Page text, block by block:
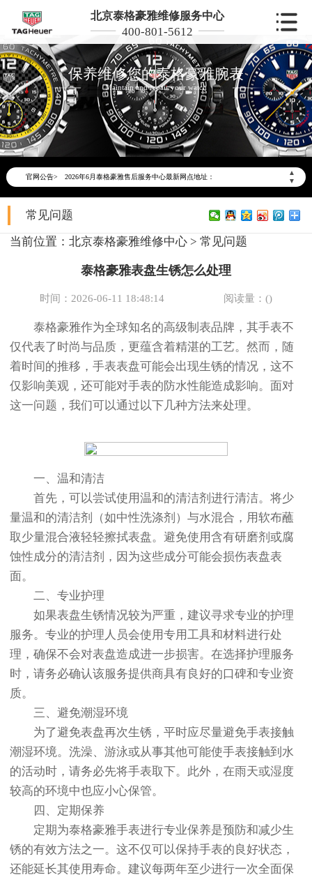
北京泰格豪雅维修服务中心
400-801-5612
保养维修您的泰格豪雅腕表
Maintain and repair your watch
官网公告>
▲
▼
2026年6月泰格豪雅北京市售后服务网络优化升级公告
2026年6月北京市泰格豪雅官方售后客户服务热线：400-801-5612
2026年6月泰格豪雅售后服务中心最新网点地址：
北京市东城区东长安街1号东方广场写字楼W3座6层602室（需提前预约）
北京市朝阳区建国门外大街甲6号华熙国际中心写字楼D座11层1102室（需提前预约）
节假日正常营业！
常见问题
当前位置： 北京泰格豪雅维修中心 > 常见问题
泰格豪雅表盘生锈怎么处理
时间：2026-06-11 18:48:14 阅读量：()
泰格豪雅作为全球知名的高级制表品牌，其手表不
仅代表了时尚与品质，更蕴含着精湛的工艺。然而，随
着时间的推移，手表表盘可能会出现生锈的情况，这不
仅影响美观，还可能对手表的防水性能造成影响。面对
这一问题，我们可以通过以下几种方法来处理。
一、温和清洁
首先，可以尝试使用温和的清洁剂进行清洁。将少
量温和的清洁剂（如中性洗涤剂）与水混合，用软布蘸
取少量混合液轻轻擦拭表盘。避免使用含有研磨剂或腐
蚀性成分的清洁剂，因为这些成分可能会损伤表盘表
面。
二、专业护理
如果表盘生锈情况较为严重，建议寻求专业的护理
服务。专业的护理人员会使用专用工具和材料进行处
理，确保不会对表盘造成进一步损害。在选择护理服务
时，请务必确认该服务提供商具有良好的口碑和专业资
质。
三、避免潮湿环境
为了避免表盘再次生锈，平时应尽量避免手表接触
潮湿环境。洗澡、游泳或从事其他可能使手表接触到水
的活动时，请务必先将手表取下。此外，在雨天或湿度
较高的环境中也应小心保管。
四、定期保养
定期为泰格豪雅手表进行专业保养是预防和减少生
锈的有效方法之一。这不仅可以保持手表的良好状态，
还能延长其使用寿命。建议每两年至少进行一次全面保